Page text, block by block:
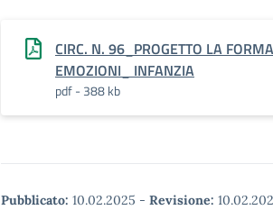
CIRC. N. 96_PROGETTO LA
EMOZIONI_ INFANZIA
pdf - 388 kb
Pubblicato: 10.02.2025 - Revisione: